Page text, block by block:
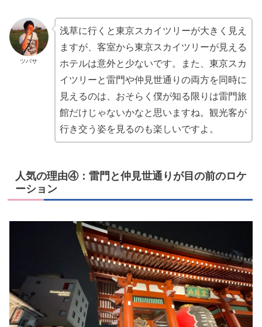
ツバサ
浅草に行くと東京スカイツリーが大きく見え
ますが、客室から東京スカイツリーが見える
ホテルは意外と少ないです。また、東京スカ
イツリーと雷門や仲見世通りの両方を同時に
見えるのは、おそらく僕が知る限りは雷門旅
館だけじゃないかなと思いますね。観光客が
行き交う姿を見るのも楽しいですよ。
人気の理由④：雷門と仲見世通りが目の前のロケ
ーション